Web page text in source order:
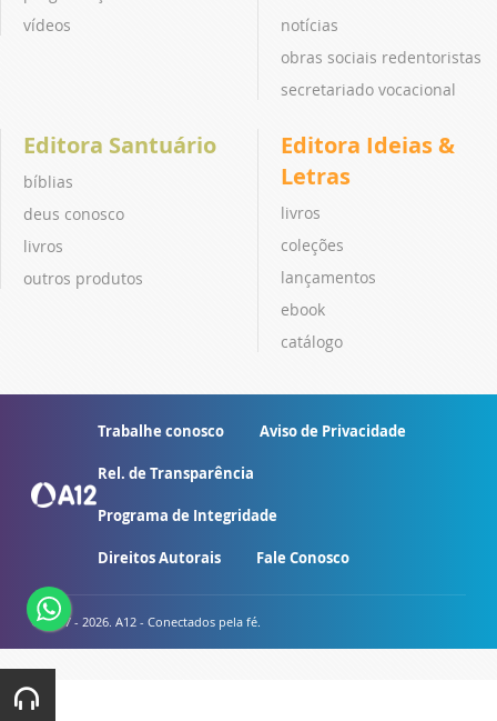
vídeos
notícias
obras sociais redentoristas
secretariado vocacional
Editora Santuário
bíblias
deus conosco
livros
outros produtos
Editora Ideias &
Letras
livros
coleções
lançamentos
ebook
catálogo
Trabalhe conosco Aviso de Privacidade
Rel. de Transparência
Programa de Integridade
Direitos Autorais Fale Conosco
© 2007 - 2026. A12 - Conectados pela fé.